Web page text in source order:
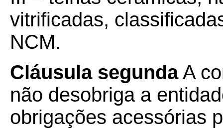
vitrificadas,
NCM.
Cláusula segundaA
não desobriga a
obrigações acessórias